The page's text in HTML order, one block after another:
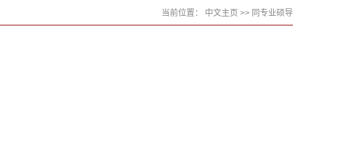
当前位置： 中文主页 >> 同专业硕导